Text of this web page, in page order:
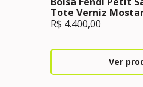
Tote Verniz
R$ 4.400,00
Ver